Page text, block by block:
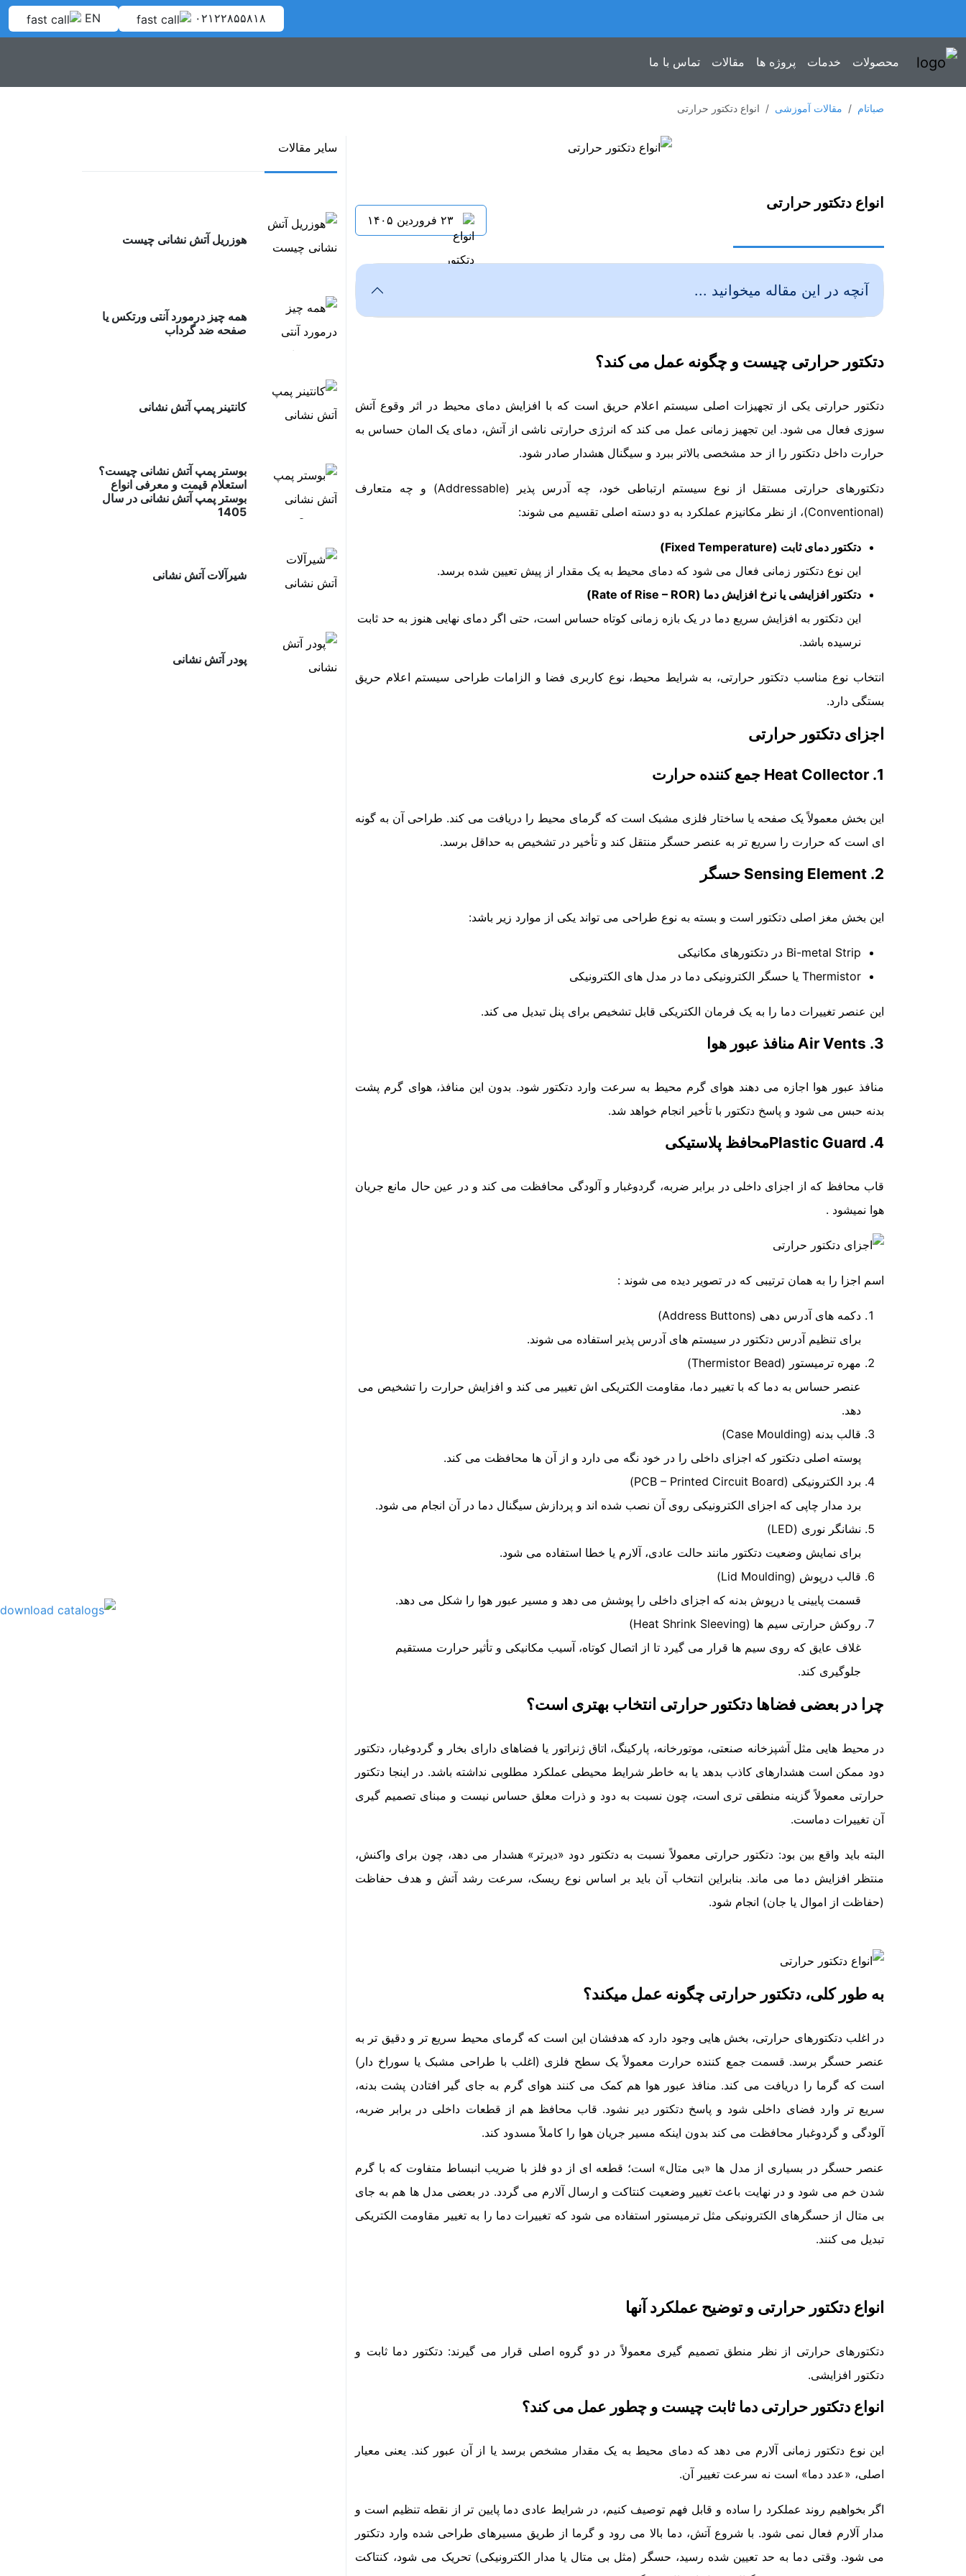
۰۲۱۲۲۸۵۵۸۱۸ EN
محصولات خدمات پروژه ها مقالات تماس با ما
صباتام مقالات آموزشی انواع دتکتور حرارتی
انواع دتکتور حرارتی
۲۳ فروردین ۱۴۰۵
آنچه در این مقاله میخوانید ...
دتکتور حرارتی چیست و چگونه عمل می کند؟
دتکتور حرارتی یکی از تجهیزات اصلی سیستم اعلام حریق است که با افزایش دمای محیط در اثر وقوع آتش
سوزی فعال می شود. این تجهیز زمانی عمل می کند که انرژی حرارتی ناشی از آتش، دمای یک المان حساس به
حرارت داخل دتکتور را از حد مشخصی بالاتر ببرد و سیگنال هشدار صادر شود.
دتکتورهای حرارتی مستقل از نوع سیستم ارتباطی خود، چه آدرس پذیر (Addressable) و چه متعارف
(Conventional)، از نظر مکانیزم عملکرد به دو دسته اصلی تقسیم می شوند:
دتکتور دمای ثابت (Fixed Temperature)
این نوع دتکتور زمانی فعال می شود که دمای محیط به یک مقدار از پیش تعیین شده برسد.
دتکتور افزایشی یا نرخ افزایش دما (Rate of Rise – ROR)
این دتکتور به افزایش سریع دما در یک بازه زمانی کوتاه حساس است، حتی اگر دمای نهایی هنوز به حد ثابت
نرسیده باشد.
انتخاب نوع مناسب دتکتور حرارتی، به شرایط محیط، نوع کاربری فضا و الزامات طراحی سیستم اعلام حریق
بستگی دارد.
اجزای دتکتور حرارتی
1. Heat Collector جمع کننده حرارت
این بخش معمولاً یک صفحه یا ساختار فلزی مشبک است که گرمای محیط را دریافت می کند. طراحی آن به گونه
ای است که حرارت را سریع تر به عنصر حسگر منتقل کند و تأخیر در تشخیص به حداقل برسد.
2. Sensing Element حسگر
این بخش مغز اصلی دتکتور است و بسته به نوع طراحی می تواند یکی از موارد زیر باشد:
Bi-metal Strip در دتکتورهای مکانیکی
Thermistor یا حسگر الکترونیکی دما در مدل های الکترونیکی
این عنصر تغییرات دما را به یک فرمان الکتریکی قابل تشخیص برای پنل تبدیل می کند.
3. Air Vents منافذ عبور هوا
منافذ عبور هوا اجازه می دهند هوای گرم محیط به سرعت وارد دتکتور شود. بدون این منافذ، هوای گرم پشت
بدنه حبس می شود و پاسخ دتکتور با تأخیر انجام خواهد شد.
4. Plastic Guardمحافظ پلاستیکی
قاب محافظ که از اجزای داخلی در برابر ضربه، گردوغبار و آلودگی محافظت می کند و در عین حال مانع جریان
هوا نمیشود .
اسم اجزا را به همان ترتیبی که در تصویر دیده می شوند :
دکمه های آدرس دهی (Address Buttons)
برای تنظیم آدرس دتکتور در سیستم های آدرس پذیر استفاده می شوند.
مهره ترمیستور (Thermistor Bead)
عنصر حساس به دما که با تغییر دما، مقاومت الکتریکی اش تغییر می کند و افزایش حرارت را تشخیص می
دهد.
قالب بدنه (Case Moulding)
پوسته اصلی دتکتور که اجزای داخلی را در خود نگه می دارد و از آن ها محافظت می کند.
برد الکترونیکی (PCB – Printed Circuit Board)
برد مدار چاپی که اجزای الکترونیکی روی آن نصب شده اند و پردازش سیگنال دما در آن انجام می شود.
نشانگر نوری (LED)
برای نمایش وضعیت دتکتور مانند حالت عادی، آلارم یا خطا استفاده می شود.
قالب درپوش (Lid Moulding)
قسمت پایینی یا درپوش بدنه که اجزای داخلی را پوشش می دهد و مسیر عبور هوا را شکل می دهد.
روکش حرارتی سیم ها (Heat Shrink Sleeving)
غلاف عایق که روی سیم ها قرار می گیرد تا از اتصال کوتاه، آسیب مکانیکی و تأثیر حرارت مستقیم
جلوگیری کند.
چرا در بعضی فضاها دتکتور حرارتی انتخاب بهتری است؟
در محیط هایی مثل آشپزخانه صنعتی، موتورخانه، پارکینگ، اتاق ژنراتور یا فضاهای دارای بخار و گردوغبار، دتکتور
دود ممکن است هشدارهای کاذب بدهد یا به خاطر شرایط محیطی عملکرد مطلوبی نداشته باشد. در اینجا دتکتور
حرارتی معمولاً گزینه منطقی تری است، چون نسبت به دود و ذرات معلق حساس نیست و مبنای تصمیم گیری
آن تغییرات دماست.
البته باید واقع بین بود: دتکتور حرارتی معمولاً نسبت به دتکتور دود «دیرتر» هشدار می دهد، چون برای واکنش،
منتظر افزایش دما می ماند. بنابراین انتخاب آن باید بر اساس نوع ریسک، سرعت رشد آتش و هدف حفاظت
(حفاظت از اموال یا جان) انجام شود.
به طور کلی، دتکتور حرارتی چگونه عمل میکند؟
در اغلب دتکتورهای حرارتی، بخش هایی وجود دارد که هدفشان این است که گرمای محیط سریع تر و دقیق تر به
عنصر حسگر برسد. قسمت جمع کننده حرارت معمولاً یک سطح فلزی (اغلب با طراحی مشبک یا سوراخ دار)
است که گرما را دریافت می کند. منافذ عبور هوا هم کمک می کنند هوای گرم به جای گیر افتادن پشت بدنه،
سریع تر وارد فضای داخلی شود و پاسخ دتکتور دیر نشود. قاب محافظ هم از قطعات داخلی در برابر ضربه،
آلودگی و گردوغبار محافظت می کند بدون اینکه مسیر جریان هوا را کاملاً مسدود کند.
عنصر حسگر در بسیاری از مدل ها «بی متال» است؛ قطعه ای از دو فلز با ضریب انبساط متفاوت که با گرم
شدن خم می شود و در نهایت باعث تغییر وضعیت کنتاکت و ارسال آلارم می گردد. در بعضی مدل ها هم به جای
بی متال از حسگرهای الکترونیکی مثل ترمیستور استفاده می شود که تغییرات دما را به تغییر مقاومت الکتریکی
تبدیل می کنند.
انواع دتکتور حرارتی و توضیح عملکرد آنها
دتکتورهای حرارتی از نظر منطق تصمیم گیری معمولاً در دو گروه اصلی قرار می گیرند: دتکتور دما ثابت و
دتکتور افزایشی.
انواع دتکتور حرارتی دما ثابت چیست و چطور عمل می کند؟
این نوع دتکتور زمانی آلارم می دهد که دمای محیط به یک مقدار مشخص برسد یا از آن عبور کند. یعنی معیار
اصلی، «عدد دما» است نه سرعت تغییر آن.
اگر بخواهیم روند عملکرد را ساده و قابل فهم توصیف کنیم، در شرایط عادی دما پایین تر از نقطه تنظیم است و
مدار آلارم فعال نمی شود. با شروع آتش، دما بالا می رود و گرما از طریق مسیرهای طراحی شده وارد دتکتور
می شود. وقتی دما به حد تعیین شده رسید، حسگر (مثل بی متال یا مدار الکترونیکی) تحریک می شود، کنتاکت
سایر مقالات
هوزریل آتش نشانی چیست
همه چیز درمورد آنتی ورتکس یا
صفحه ضد گرداب
کانتینر پمپ آتش نشانی
بوستر پمپ آتش نشانی چیست؟
استعلام قیمت و معرفی انواع
بوستر پمپ آتش نشانی در سال
1405
شیرآلات آتش نشانی
پودر آتش نشانی